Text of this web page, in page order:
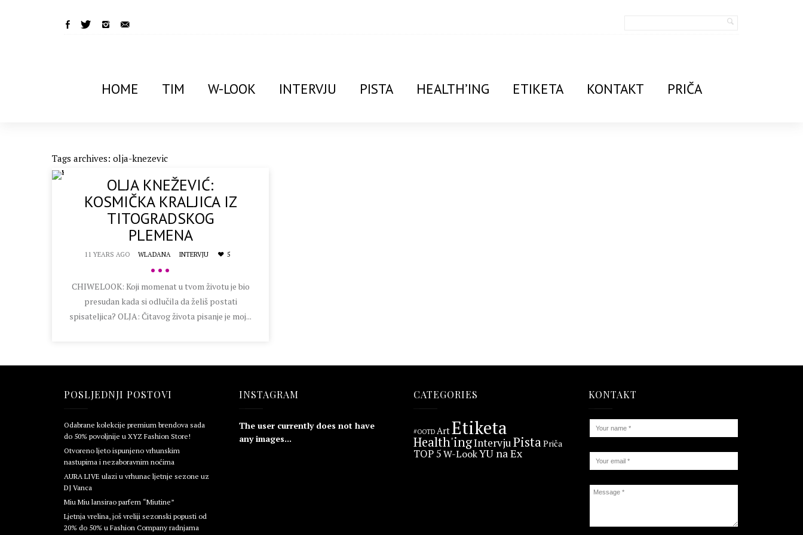
HOME TIM W-LOOK INTERVJU PISTA HEALTH’ING ETIKETA KONTAKT PRIČA
Tags archives: olja-knezevic
OLJA KNEŽEVIĆ:
KOSMIČKA KRALJICA IZ
TITOGRADSKOG
PLEMENA
11 YEARS AGO WLADANA INTERVJU 5
•••
CHIWELOOK: Koji momenat u tvom životu je bio
presudan kada si odlučila da želiš postati
spisateljica? OLJA: Čitavog života pisanje je moj...
POSLJEDNJI POSTOVI
Odabrane kolekcije premium brendova sada
do 50% povoljnije u XYZ Fashion Store!
Otvoreno ljeto ispunjeno vrhunskim
nastupima i nezaboravnim noćima
AURA LIVE ulazi u vrhunac ljetnje sezone uz
DJ Vanca
Miu Miu lansirao parfem “Miutine”
Ljetnja vrelina, još vreliji sezonski popusti od
20% do 50% u Fashion Company radnjama
INSTAGRAM
The user currently does not have
any images...
CATEGORIES
#OOTD ArtEtiketa
Health'ingIntervjuPistaPriča
TOP 5W-LookYU na Ex
KONTAKT